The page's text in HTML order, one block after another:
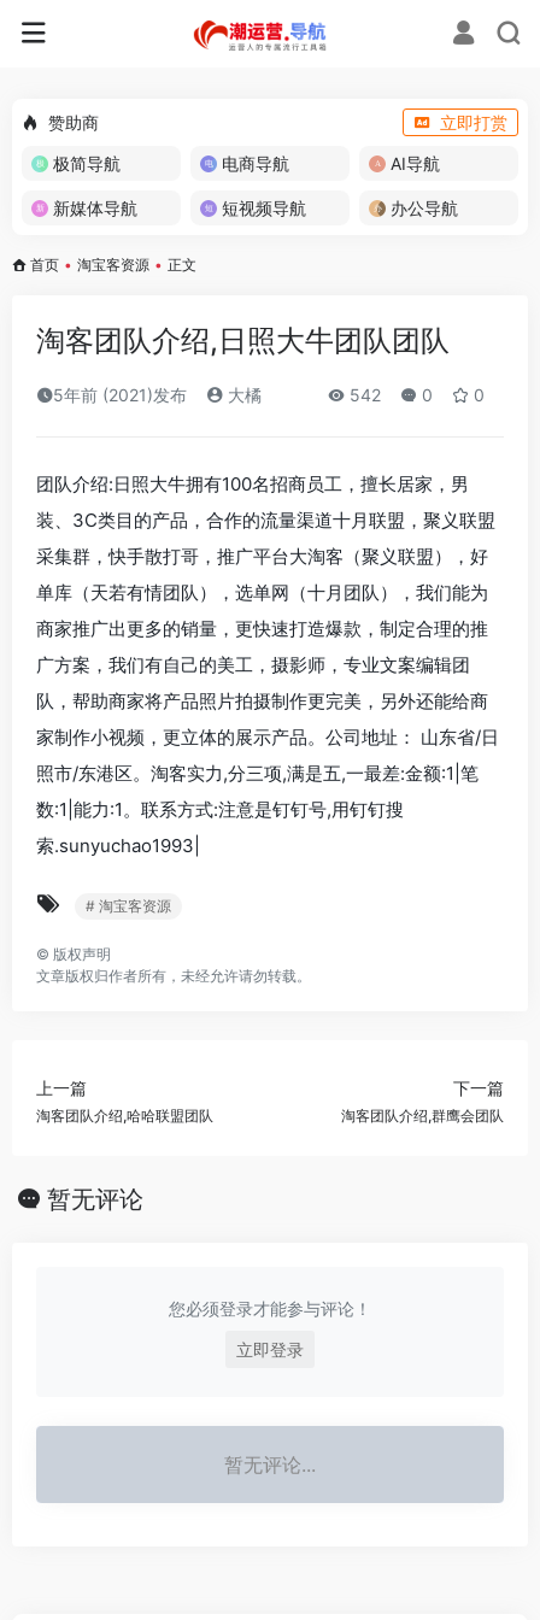
赞助商
立即打赏
极简导航
电商导航 AI导航
新媒体导航 短视频导航 办公导航
首页 • 淘宝客资源 • 正文
淘客团队介绍,日照大牛团队团队
5年前 (2021)发布 大橘 542 0 0
团队介绍:日照大牛拥有100名招商员工，擅长居家，男
装、3C类目的产品，合作的流量渠道十月联盟，聚义联盟
采集群，快手散打哥，推广平台大淘客（聚义联盟），好
单库（天若有情团队），选单网（十月团队），我们能为
商家推广出更多的销量，更快速打造爆款，制定合理的推
广方案，我们有自己的美工，摄影师，专业文案编辑团
队，帮助商家将产品照片拍摄制作更完美，另外还能给商
家制作小视频，更立体的展示产品。公司地址： 山东省/日
照市/东港区。淘客实力,分三项,满是五,一最差:金额:1|笔
数:1|能力:1。联系方式:注意是钉钉号,用钉钉搜
索.sunyuchao1993|
# 淘宝客资源
© 版权声明
文章版权归作者所有，未经允许请勿转载。
上一篇
淘客团队介绍,哈哈联盟团队
下一篇
淘客团队介绍,群鹰会团队
暂无评论
您必须登录才能参与评论！
立即登录
暂无评论...